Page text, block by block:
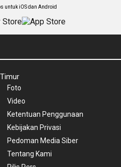
untuk iOS dan Android
Foto
Video
Ketentuan Penggunaan
Kebijakan Privasi
Pedoman Media Siber
Tentang Kami